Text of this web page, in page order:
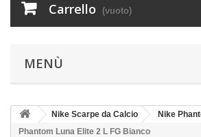
Carrello (vuoto)
MENÙ
Nike Scarpe da Calcio Nike
Phantom Luna Elite 2 L FG Bianco